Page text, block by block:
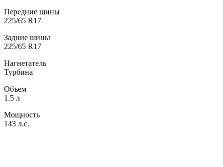
Передние шины
225/65 R17
Задние шины
225/65 R17
Нагнетатель
Турбина
Объем
1.5 л
Мощность
143 л.с.